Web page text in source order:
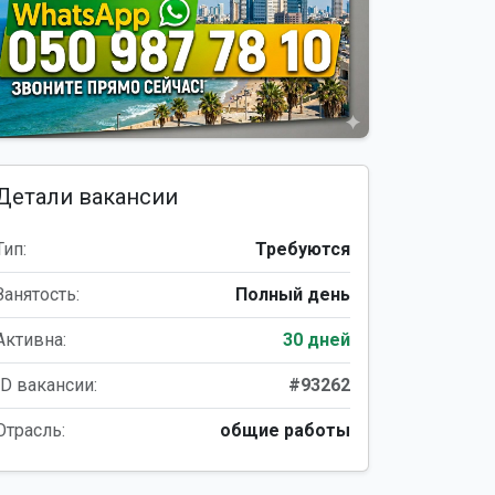
вакансии
Требуются
Полный день
30 дней
вакансии: #93262
общие работы